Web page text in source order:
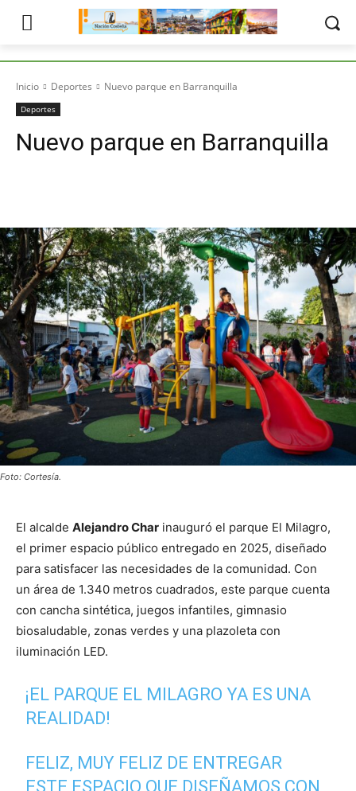
Inicio Deportes Nuevo parque en Barranquilla
Deportes
Nuevo parque en Barranquilla
Foto: Cortesía.
El alcalde Alejandro Char inauguró el parque El Milagro,
el primer espacio público entregado en 2025, diseñado
para satisfacer las necesidades de la comunidad. Con
un área de 1.340 metros cuadrados, este parque cuenta
con cancha sintética, juegos infantiles, gimnasio
biosaludable, zonas verdes y una plazoleta con
iluminación LED.
¡EL PARQUE EL MILAGRO YA ES UNA
REALIDAD!
FELIZ, MUY FELIZ DE ENTREGAR
ESTE ESPACIO QUE DISEÑAMOS CON